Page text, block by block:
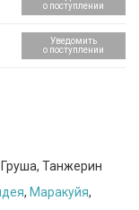
о поступлении
Уведомить
о поступлении
Танжерин
, Маракуйя,